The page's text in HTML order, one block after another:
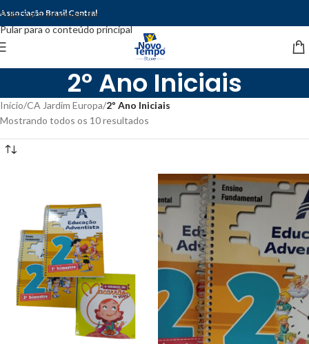
Pular para a navegação
Pular para o conteúdo principal
Associação Brasil Central
2º Ano Iniciais
Início/CA Jardim Europa/2º Ano Iniciais
Mostrando todos os 10 resultados